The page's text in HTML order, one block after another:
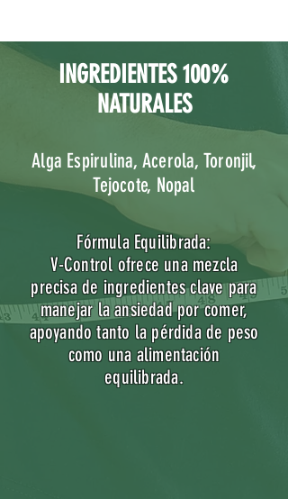
INGREDIENTES 100%
NATURALES
Alga Espirulina, Acerola, Toronjil,
Tejocote, Nopal
Fórmula Equilibrada:
V-Control ofrece una mezcla
precisa de ingredientes clave para
manejar la ansiedad por comer,
apoyando tanto la pérdida de peso
como una alimentación
equilibrada.